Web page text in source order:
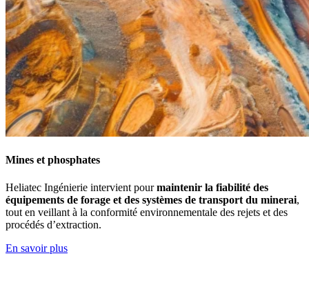
Mines et phosphates
Heliatec Ingénierie intervient pourmaintenir la fiabilité des
équipements de forage et des systèmes de transport du minerai,
tout en veillant à la conformité environnementale des rejets et des
procédés d’extraction.
En savoir plus